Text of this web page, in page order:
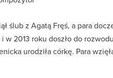
ślub z Agatą Fręś, a para
2013 roku doszło do
urodziła córkę. Para